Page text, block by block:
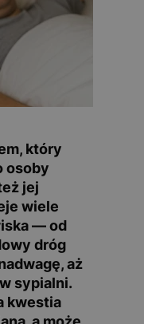
który
osoby
jej
wiele
— od
dróg
aż
sypialni.
kwestia